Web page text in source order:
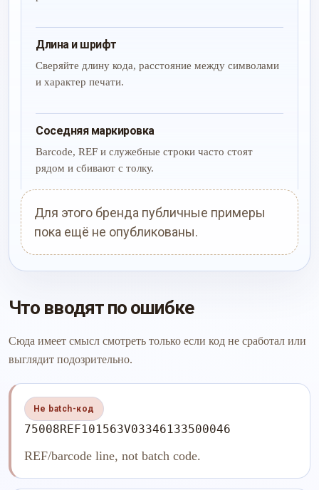
Длина и шрифт
Сверяйте длину кода, расстояние между символами
и характер печати.
Соседняя маркировка
Barcode, REF и служебные строки часто стоят
рядом и сбивают с толку.
Для этого бренда публичные примеры
пока ещё не опубликованы.
Что вводят по ошибке
Сюда имеет смысл смотреть только если код не сработал или
выглядит подозрительно.
Не batch-код
75008REF101563V03346133500046
REF/barcode line, not batch code.